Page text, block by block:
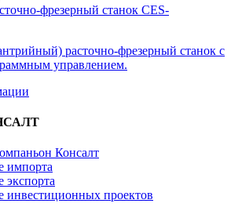
фрезерный станок CES-
расточно-фрезерный станок с
управлением.
Консалт
импорта
инвестиционных проектов